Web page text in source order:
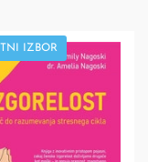
IZBOR